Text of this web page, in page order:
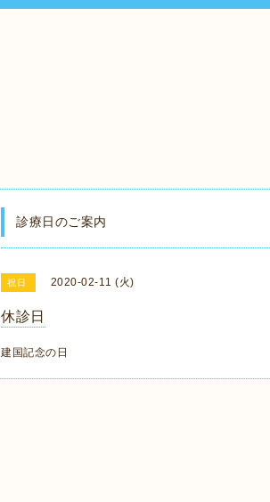
診療日のご案内
祝日 2020-02-11 (火)
休診日
建国記念の日